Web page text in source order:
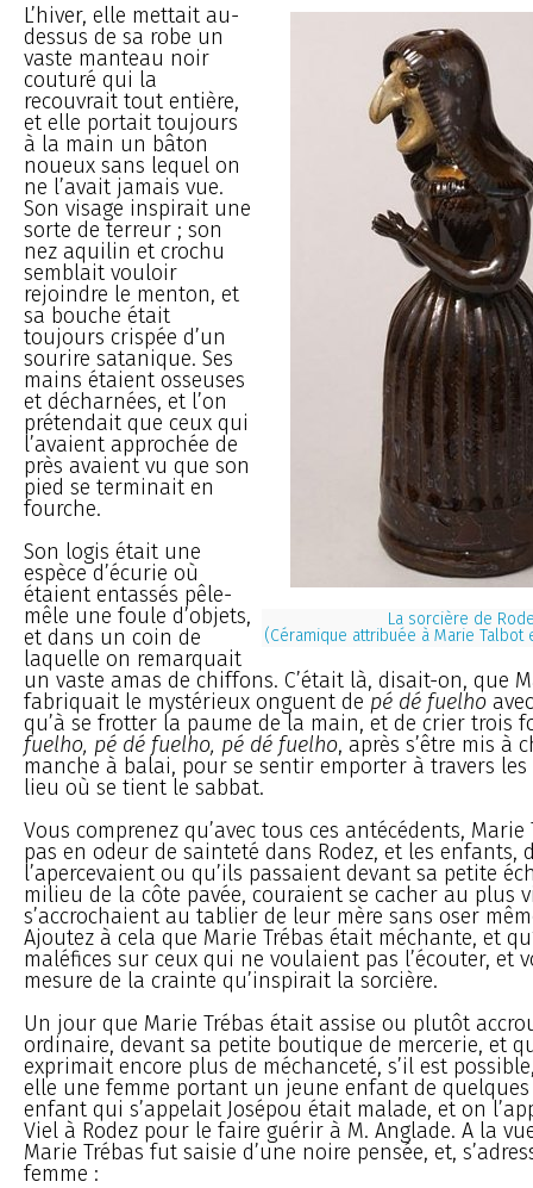
La sorcière de
(Céramique attribuée à Marie Talbot
L’hiver, elle mettait au-
dessus de sa robe un
vaste manteau noir
couturé qui la
recouvrait tout entière,
et elle portait toujours
à la main un bâton
noueux sans lequel on
ne l’avait jamais vue.
Son visage inspirait une
sorte de terreur ; son
nez aquilin et crochu
semblait vouloir
rejoindre le menton, et
sa bouche était
toujours crispée d’un
sourire satanique. Ses
mains étaient osseuses
et décharnées, et l’on
prétendait que ceux qui
l’avaient approchée de
près avaient vu que son
pied se terminait en
fourche.
Son logis était une
espèce d’écurie où
étaient entassés pêle-
mêle une foule d’objets,
et dans un coin de
laquelle on remarquait
un vaste amas de chiffons. C’était là, disait-on, que
fabriquait le mystérieux onguent de pé dé fuelho
qu’à se frotter la paume de la main, et de crier trois
fuelho, pé dé fuelho, pé dé fuelho, après s’être mis à
manche à balai, pour se sentir emporter à travers les
lieu où se tient le sabbat.
Vous comprenez qu’avec tous ces antécédents, Marie
pas en odeur de sainteté dans Rodez, et les enfants,
l’apercevaient ou qu’ils passaient devant sa petite
milieu de la côte pavée, couraient se cacher au plus
s’accrochaient au tablier de leur mère sans oser
Ajoutez à cela que Marie Trébas était méchante, et
maléfices sur ceux qui ne voulaient pas l’écouter, et
mesure de la crainte qu’inspirait la sorcière.
Un jour que Marie Trébas était assise ou plutôt
ordinaire, devant sa petite boutique de mercerie, et
exprimait encore plus de méchanceté, s’il est
elle une femme portant un jeune enfant de quelques
enfant qui s’appelait Josépou était malade, et on
Viel à Rodez pour le faire guérir à M. Anglade. A la
Marie Trébas fut saisie d’une noire pensée, et,
femme :